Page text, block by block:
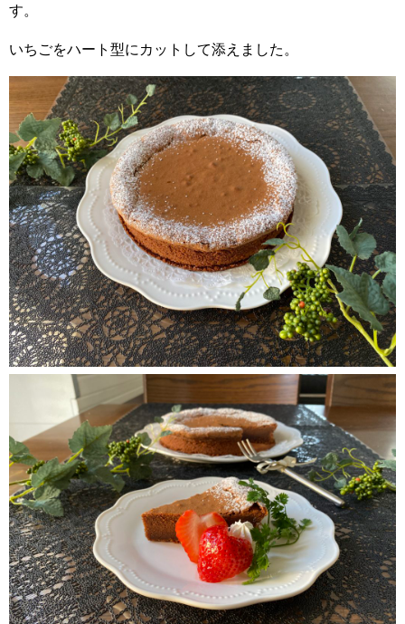
す。
いちごをハート型にカットして添えました。